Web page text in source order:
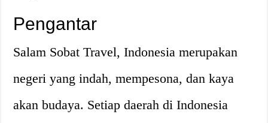
Pengantar
Salam Sobat Travel, Indonesia merupakan
negeri yang indah, mempesona, dan kaya
akan budaya. Setiap daerah di Indonesia